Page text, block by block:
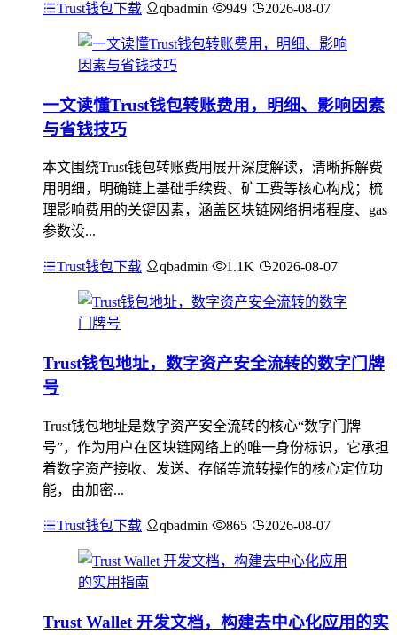
Trust钱包下载 qbadmin 949 2026-08-07
一文读懂Trust钱包转账费用，明细、影响因素
与省钱技巧
本文围绕Trust钱包转账费用展开深度解读，清晰拆解费
用明细，明确链上基础手续费、矿工费等核心构成；梳
理影响费用的关键因素，涵盖区块链网络拥堵程度、gas
参数设...
Trust钱包下载 qbadmin 1.1K 2026-08-07
Trust钱包地址，数字资产安全流转的数字门牌
号
Trust钱包地址是数字资产安全流转的核心“数字门牌
号”，作为用户在区块链网络上的唯一身份标识，它承担
着数字资产接收、发送、存储等流转操作的核心定位功
能，由加密...
Trust钱包下载 qbadmin 865 2026-08-07
Trust Wallet 开发文档，构建去中心化应用的实